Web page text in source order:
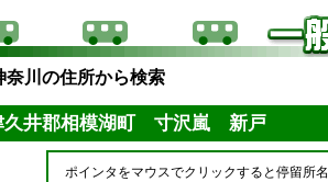
奈川の住所から検索
井郡相模湖町 寸沢嵐 新戸
ポインタをマウスでクリックすると停留所